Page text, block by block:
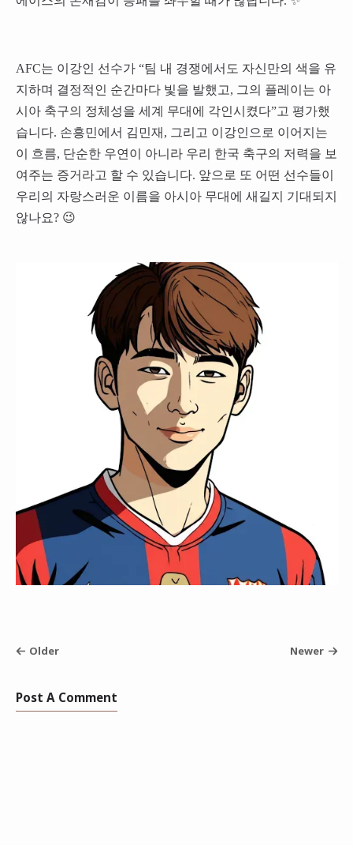
AFC는 이강인 선수가 “팀 내 경쟁에서도 자신만의 색을 유
지하며 결정적인 순간마다 빛을 발했고, 그의 플레이는 아
시아 축구의 정체성을 세계 무대에 각인시켰다”고 평가했
습니다. 손흥민에서 김민재, 그리고 이강인으로 이어지는
이 흐름, 단순한 우연이 아니라 우리 한국 축구의 저력을 보
여주는 증거라고 할 수 있습니다. 앞으로 또 어떤 선수들이
우리의 자랑스러운 이름을 아시아 무대에 새길지 기대되지
않나요? 😉
Older Newer
Post A Comment